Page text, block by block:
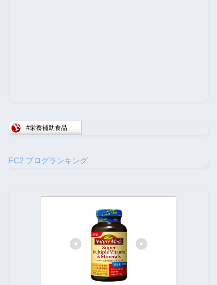
FC2 ブログランキング